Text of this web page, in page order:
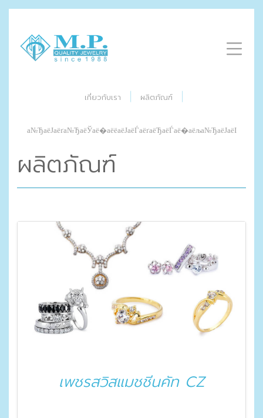
เกี่ยวกับเรา ผลิตภัณฑ์
а№ЂаёЈаёґа№ЂаёЎаё�аёёаёЈаёЃаёґаёЂаёЃаё�аёља№ЂаёЈаёІ
ผลิตภัณฑ์
เพชรสวิสแมชชีนคัท CZ